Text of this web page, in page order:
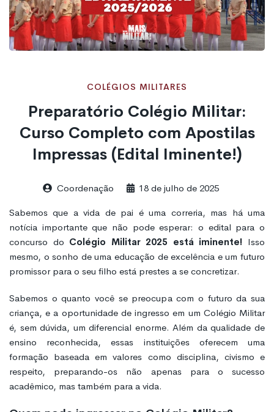
COLÉGIOS MILITARES
Preparatório Colégio Militar:
Curso Completo com Apostilas
Impressas (Edital Iminente!)
Coordenação 18 de julho de 2025
Sabemos que a vida de pai é uma correria, mas há uma
notícia importante que não pode esperar: o edital para o
concurso do Colégio Militar 2025 está iminente! Isso
mesmo, o sonho de uma educação de excelência e um futuro
promissor para o seu filho está prestes a se concretizar.
Sabemos o quanto você se preocupa com o futuro da sua
criança, e a oportunidade de ingresso em um Colégio Militar
é, sem dúvida, um diferencial enorme. Além da qualidade de
ensino reconhecida, essas instituições oferecem uma
formação baseada em valores como disciplina, civismo e
respeito, preparando-os não apenas para o sucesso
acadêmico, mas também para a vida.